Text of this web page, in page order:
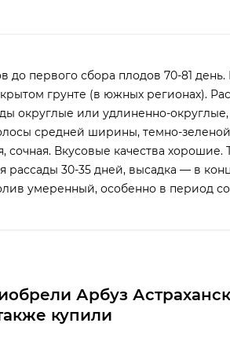
до первого сбора плодов 70-81
грунте (в южных регионах).
округлые или удлиненно-
средней ширины, темно-
сочная. Вкусовые качества
рассады 30-35 дней, высадка — в
умеренный, особенно в период
Арбуз
купили